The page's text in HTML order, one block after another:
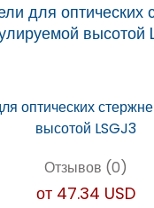
для оптических
высотой
Отзывов (0)
от 47.34 USD